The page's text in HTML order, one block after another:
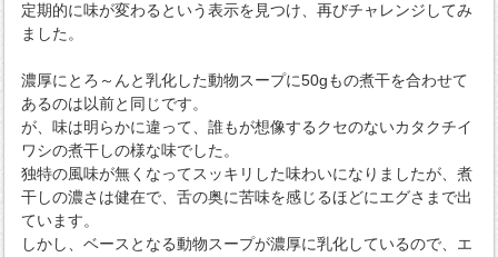
定期的に味が変わるという表示を見つけ、再びチャレンジしてみ
ました。
濃厚にとろ～んと乳化した動物スープに50gもの煮干を合わせて
あるのは以前と同じです。
が、味は明らかに違って、誰もが想像するクセのないカタクチイ
ワシの煮干しの様な味でした。
独特の風味が無くなってスッキリした味わいになりましたが、煮
干しの濃さは健在で、舌の奥に苦味を感じるほどにエグさまで出
ています。
しかし、ベースとなる動物スープが濃厚に乳化しているので、エ